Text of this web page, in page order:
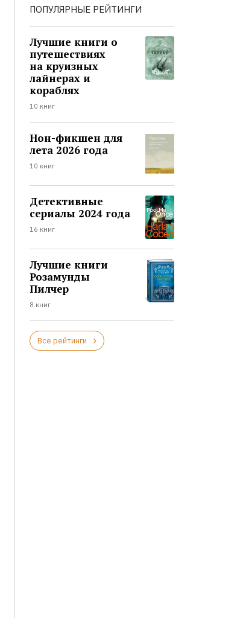
ПОПУЛЯРНЫЕ РЕЙТИНГИ
Лучшие книги о
путешествиях
на круизных
лайнерах и
кораблях
10 книг
Нон-фикшен для
лета 2026 года
10 книг
Детективные
сериалы 2024 года
16 книг
Лучшие книги
Розамунды
Пилчер
8 книг
Все рейтинги